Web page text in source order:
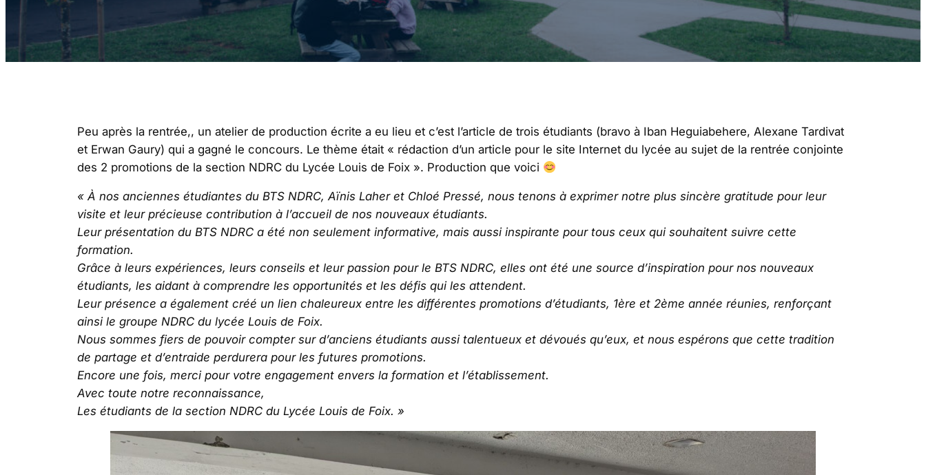
Peu après la rentrée,, un atelier de production écrite a eu lieu et c’est l’article de trois étudiants (bravo à Iban Heguiabehere, Alexane Tardivat
et Erwan Gaury) qui a gagné le concours. Le thème était « rédaction d’un article pour le site Internet du lycée au sujet de la rentrée conjointe
des 2 promotions de la section NDRC du Lycée Louis de Foix ». Production que voici
« À nos anciennes étudiantes du BTS NDRC, Aïnis Laher et Chloé Pressé, nous tenons à exprimer notre plus sincère gratitude pour leur
visite et leur précieuse contribution à l’accueil de nos nouveaux étudiants.
Leur présentation du BTS NDRC a été non seulement informative, mais aussi inspirante pour tous ceux qui souhaitent suivre cette
formation.
Grâce à leurs expériences, leurs conseils et leur passion pour le BTS NDRC, elles ont été une source d’inspiration pour nos nouveaux
étudiants, les aidant à comprendre les opportunités et les défis qui les attendent.
Leur présence a également créé un lien chaleureux entre les différentes promotions d’étudiants, 1ère et 2ème année réunies, renforçant
ainsi le groupe NDRC du lycée Louis de Foix.
Nous sommes fiers de pouvoir compter sur d’anciens étudiants aussi talentueux et dévoués qu’eux, et nous espérons que cette tradition
de partage et d’entraide perdurera pour les futures promotions.
Encore une fois, merci pour votre engagement envers la formation et l’établissement.
Avec toute notre reconnaissance,
Les étudiants de la section NDRC du Lycée Louis de Foix. »